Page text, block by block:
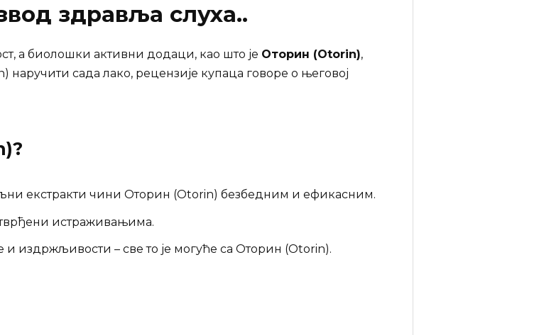
здравља слуха..
а биолошки активни додаци, као што је Оторин (Otorin),
сада лако, рецензије купаца говоре о његовој
?
екстракти чини Оторин (Otorin) безбедним и ефикасним.
истраживањима.
издржљивости – све то је могуће са Оторин (Otorin).